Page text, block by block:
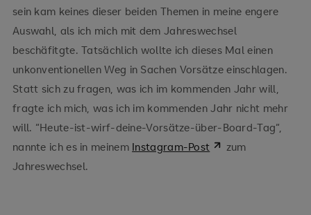
sein kam keines dieser beiden Themen in meine engere
Auswahl, als ich mich mit dem Jahreswechsel
beschäfitgte. Tatsächlich wollte ich dieses Mal einen
unkonventionellen Weg in Sachen Vorsätze einschlagen.
Statt sich zu fragen, was ich im kommenden Jahr will,
fragte ich mich, was ich im kommenden Jahr nicht mehr
will. “Heute-ist-wirf-deine-Vorsätze-über-Board-Tag“,
nannte ich es in meinem Instagram-Post
zum
Jahreswechsel.